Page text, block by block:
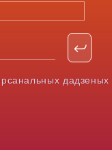
дадзеных